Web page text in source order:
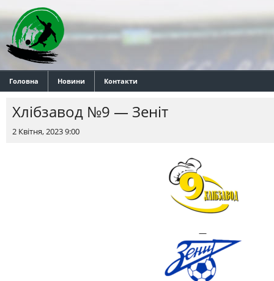
Головна Новини Контакти
Хлібзавод №9 — Зеніт
2 Квітня, 2023 9:00
—